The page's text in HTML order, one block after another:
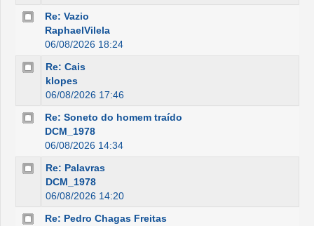
Re: Vazio
RaphaelVilela
06/08/2026 18:24
Re: Cais
klopes
06/08/2026 17:46
Re: Soneto do homem traído
DCM_1978
06/08/2026 14:34
Re: Palavras
DCM_1978
06/08/2026 14:20
Re: Pedro Chagas Freitas